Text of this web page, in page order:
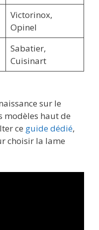
Victorinox,
Opinel
Sabatier,
Cuisinart
sur le
modèles haut de
ce guide dédié,
choisir la lame